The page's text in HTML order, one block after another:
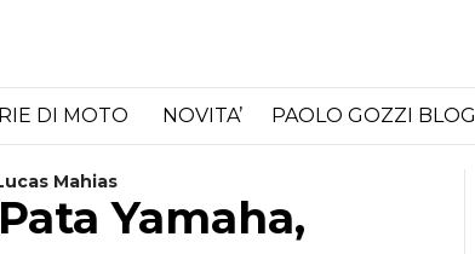
DI MOTO NOVITA’ PAOLO GOZZI BLOG
Mahias
Yamaha,